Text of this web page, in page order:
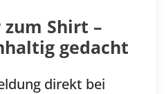
zum Shirt –
gedacht
direkt bei